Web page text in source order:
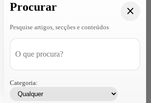
Procurar
Pesquise artigos, secções e conteúdos
Categoria: